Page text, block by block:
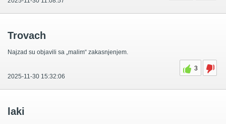
Trovach
Najzad su objavili sa „malim“ zakasnjenjem.
3
2025-11-30 15:32:06
laki